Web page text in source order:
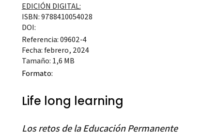
EDICIÓN DIGITAL:
ISBN: 9788410054028
DOI:
Referencia: 09602-4
Fecha: febrero, 2024
Tamaño: 1,6 MB
Formato:
Life long learning
Los retos de la Educación Permanente